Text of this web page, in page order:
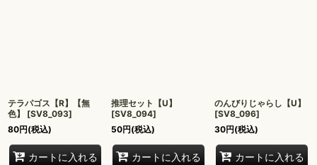
テラパゴス【R】【無
色】
[SV8_093]
80円(税込)
カートに入れる
推理セット【U】
[SV8_094]
50円(税込)
カートに入れる
のんびりじゃらし【U】
[SV8_096]
30円(税込)
カートに入れる